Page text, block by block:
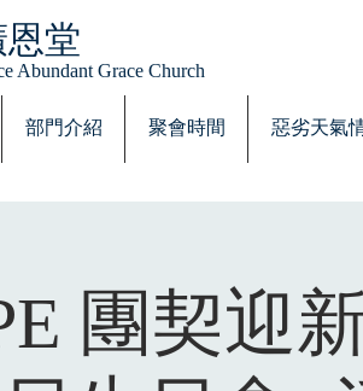
堂
Abundant Grace Church
部門介紹 聚會時間 惡劣天氣
團契迎